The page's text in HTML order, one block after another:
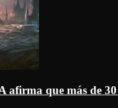
afirma que más de